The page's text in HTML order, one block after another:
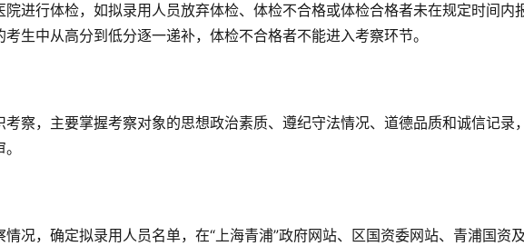
进行体检，如拟录用人员放弃体检、体检不合格或体检合格者未在规定时间内
生中从高分到低分逐一递补，体检不合格者不能进入考察环节。
察，主要掌握考察对象的思想政治素质、遵纪守法情况、道德品质和诚信记录
况，确定拟录用人员名单，在“上海青浦”政府网站、区国资委网站、青浦国资